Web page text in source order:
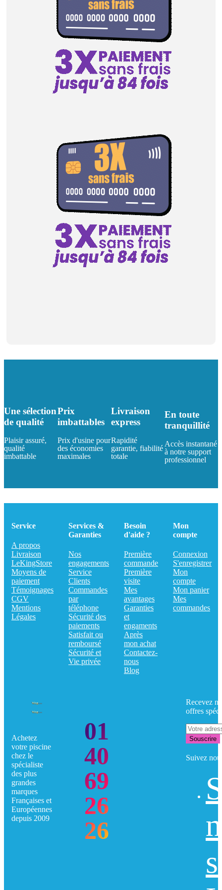
Une sélection
de qualité
Plaisir assuré,
qualité
imbattable
Prix
imbattables
Prix d'usine pour
des économies
maximales
Livraison
express
Rapidité
garantie, fiabilité
totale
En toute
tranquillité
Accès instantané
à notre support
professionnel
Service
A propos
Livraison
LeKingStore
Moyens de
paiement
Témoignages
CGV
Mentions
Légales
Services &
Garanties
Nos
engagements
Service
Clients
Commandes
par
téléphone
Sécurité des
paiements
Satisfait ou
remboursé
Sécurité et
Vie privée
Besoin
d'aide ?
Première
commande
Première
visite
Mes
avantages
Garanties
et
engaments
Après
mon achat
Contactez-
nous
Blog
Mon
compte
Connexion
S'enregistrer
Mon
compte
Mon panier
Mes
commandes
Achetez
votre piscine
chez le
spécialiste
des plus
grandes
marques
Françaises et
Européennes
depuis 2009
01
40
69
26
26
Recevez
offres
Souscrire
Suivez